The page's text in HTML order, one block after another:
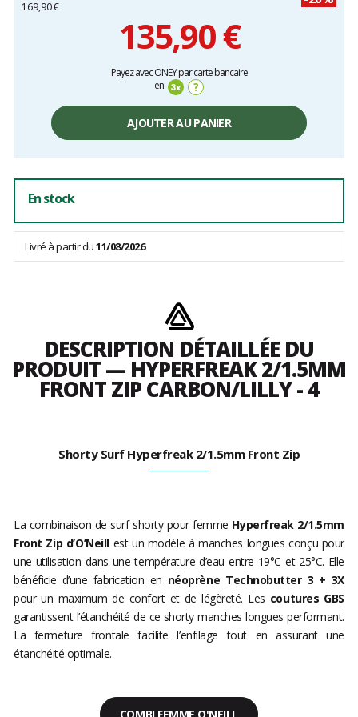
169,90 €
135,90 €
Payez avec ONEY par carte bancaire
en
?
AJOUTER AU PANIER
En stock
Livré à partir du11/08/2026
DESCRIPTION DÉTAILLÉE DU
PRODUIT — HYPERFREAK 2/1.5MM
FRONT ZIP CARBON/LILLY - 4
Shorty Surf Hyperfreak 2/1.5mm Front Zip
La combinaison de surf shorty pour femme Hyperfreak 2/1.5mm
Front Zip d’O’Neillest un modèle à manches longues conçu pour
une utilisation dans une température d’eau entre 19°C et 25°C. Elle
bénéficie d’une fabrication en néoprène Technobutter 3 + 3X
pour un maximum de confort et de légèreté. Les coutures GBS
garantissent l’étanchéité de ce shorty manches longues performant.
La fermeture frontale facilite l’enfilage tout en assurant une
étanchéité optimale.